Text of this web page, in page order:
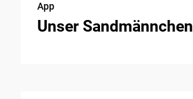
App
Unser Sandmännchen